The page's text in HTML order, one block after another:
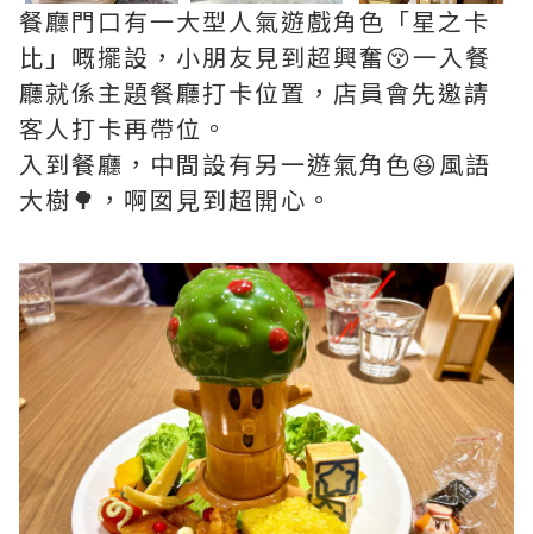
餐廳門口有一大型人氣遊戲角色「星之卡
比」嘅擺設，小朋友見到超興奮😚一入餐
廳就係主題餐廳打卡位置，店員會先邀請
客人打卡再帶位。
入到餐廳，中間設有另一遊氣角色😆風語
大樹🌳，啊囡見到超開心。